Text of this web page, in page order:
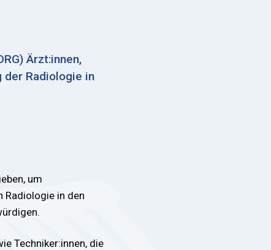
Ärzt:innen,
der Radiologie in
um
Radiologie in den
Techniker:innen, die